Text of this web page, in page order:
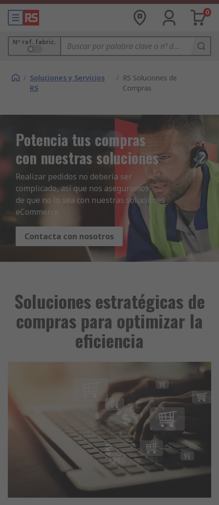
0
Nº ref. fabric.
/ Soluciones y Servicios
RS
/ RS Soluciones de
Compras
Potencia tus compras
con nuestras soluciones
Realizar pedidos no debería ser
complicado, así que nos aseguramos
de que no lo sea con nuestras soluciones
eCommerce.
Contacta con nosotros
Soluciones estratégicas de
compras para optimizar la
eficiencia